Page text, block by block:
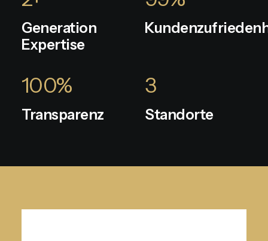
Generation
Expertise
100%
Transparenz
3
Standorte